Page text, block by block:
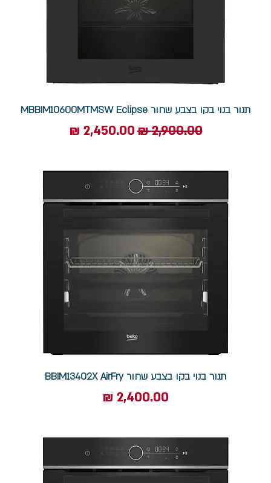
תנור בנוי בקו בצבע שחור MBBIM10600MTMSW Eclipse
מחיר רגיל‏2,900.00 ‏₪ מחיר מבצע
תנור בנוי בקו בצבע שחור BBIM13402X AirFry
מחיר